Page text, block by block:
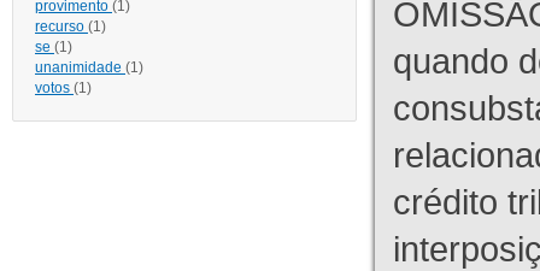
provimento (1)
recurso (1)
se (1)
unanimidade (1)
votos (1)
quando
crédito